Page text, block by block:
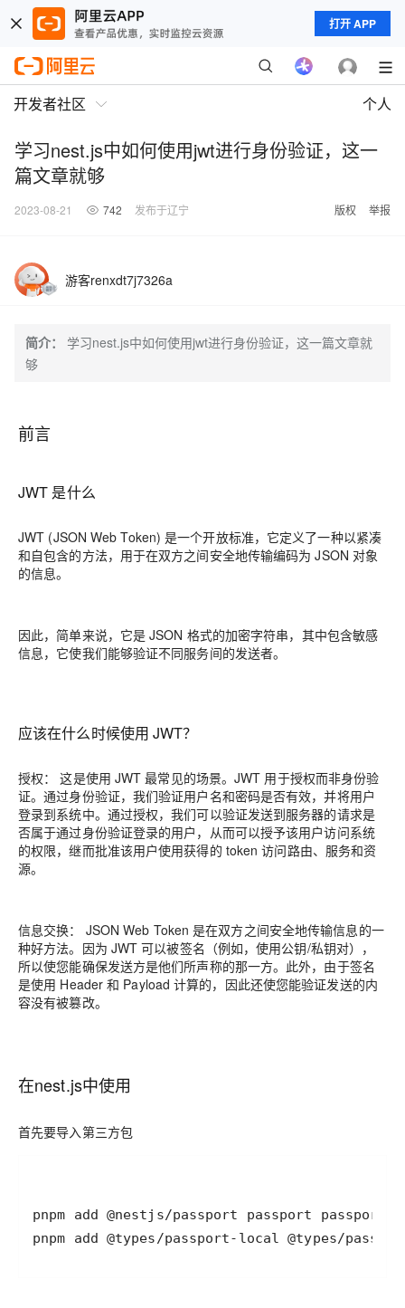
打开 APP
开发者社区 个人
学习nest.js中如何使用jwt进行身份验证，这一
篇文章就够
2023-08-21 742 发布于辽宁 版权 举报
游客renxdt7j7326a
简介：
学习nest.js中如何使用jwt进行身份验证，这一篇文章就
够
前言
JWT 是什么
JWT (JSON Web Token) 是一个开放标准，它定义了一种以紧凑
和自包含的方法，用于在双方之间安全地传输编码为 JSON 对象
的信息。
因此，简单来说，它是 JSON 格式的加密字符串，其中包含敏感
信息，它使我们能够验证不同服务间的发送者。
应该在什么时候使用 JWT？
授权： 这是使用 JWT 最常见的场景。JWT 用于授权而非身份验
证。通过身份验证，我们验证用户名和密码是否有效，并将用户
登录到系统中。通过授权，我们可以验证发送到服务器的请求是
否属于通过身份验证登录的用户，从而可以授予该用户访问系统
的权限，继而批准该用户使用获得的 token 访问路由、服务和资
源。
信息交换： JSON Web Token 是在双方之间安全地传输信息的一
种好方法。因为 JWT 可以被签名（例如，使用公钥/私钥对），
所以使您能确保发送方是他们所声称的那一方。此外，由于签名
是使用 Header 和 Payload 计算的，因此还使您能验证发送的内
容没有被篡改。
在nest.js中使用
首先要导入第三方包
pnpm add @types/passport-local @types/